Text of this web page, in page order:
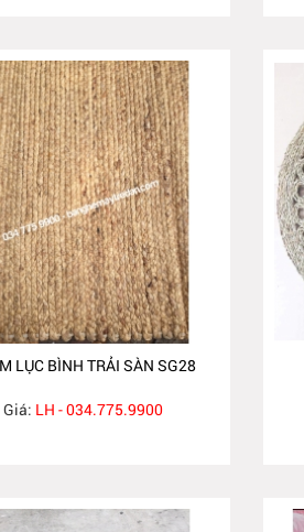
LỤC BÌNH TRẢI SÀN SG28
Giá: LH - 034.775.9900